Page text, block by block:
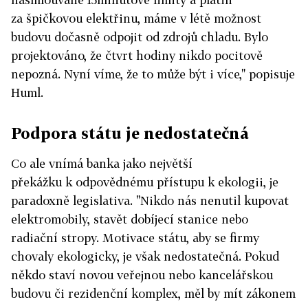
za špičkovou elektřinu, máme v létě možnost
budovu dočasně odpojit od zdrojů chladu. Bylo
projektováno, že čtvrt hodiny nikdo pocitově
nepozná. Nyní víme, že to může být i více," popisuje
Huml.
Podpora státu je nedostatečná
Co ale vnímá banka jako největší
překážku k odpovědnému přístupu k ekologii, je
paradoxně legislativa. "Nikdo nás nenutil kupovat
elektromobily, stavět dobíjecí stanice nebo
radiační stropy. Motivace státu, aby se firmy
chovaly ekologicky, je však nedostatečná. Pokud
někdo staví novou veřejnou nebo kancelářskou
budovu či rezidenční komplex, měl by mít zákonem